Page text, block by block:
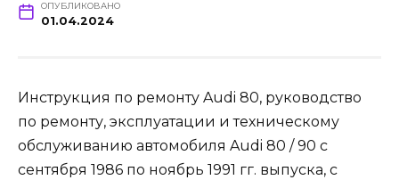
ОПУБЛИКОВАНО
01.04.2024
Инструкция по ремонту Audi 80, руководство
по ремонту, эксплуатации и техническому
обслуживанию автомобиля Audi 80 / 90 с
сентября 1986 по ноябрь 1991 гг. выпуска, с